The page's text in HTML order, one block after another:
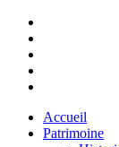
Accueil
Patrimoine